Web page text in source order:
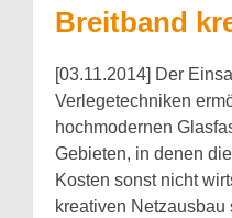
Breitband
[03.11.2014] Der
Verlegetechniken
hochmodernen
Gebieten, in denen
Kosten sonst nicht
kreativen Netzausbau